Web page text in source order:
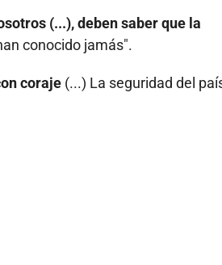
(...), deben saber que la
conocido jamás".
coraje (...) La seguridad del